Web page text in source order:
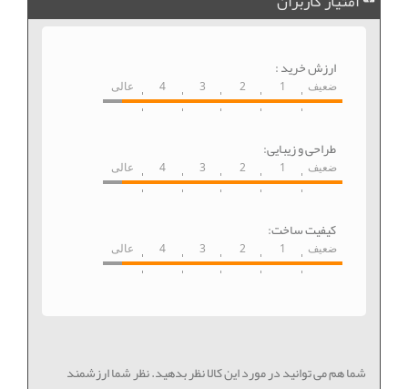
ارزش خرید :
ضعیف 1
2
3
4 عالی
طراحی و زیبایی:
ضعیف 1
2
3
4 عالی
کیفیت ساخت:
ضعیف 1
2
3
4 عالی
شما هم می توانید در مورد این کالا نظر بدهید. نظر شما ارزشمند